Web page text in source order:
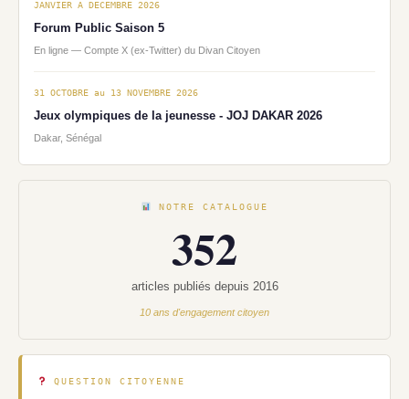
JANVIER A DECEMBRE 2026
Forum Public Saison 5
En ligne — Compte X (ex-Twitter) du Divan Citoyen
31 OCTOBRE au 13 NOVEMBRE 2026
Jeux olympiques de la jeunesse - JOJ DAKAR 2026
Dakar, Sénégal
NOTRE CATALOGUE
352
articles publiés depuis 2016
10 ans d'engagement citoyen
QUESTION CITOYENNE